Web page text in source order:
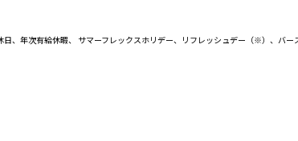
、年次有給休暇、 サマーフレックスホリデー、リフレッシュデー（※）、